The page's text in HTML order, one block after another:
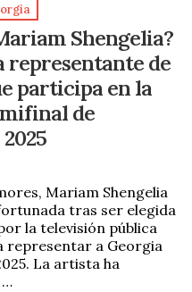
Shengelia?
representante de
participa en la
de
Mariam Shengelia
tras ser elegida
la televisión pública
representar a Georgia
La artista ha
…